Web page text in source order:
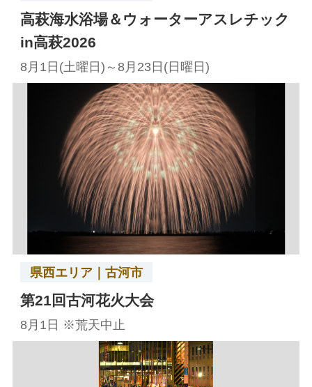
高萩海水浴場＆ウォーターアスレチック
in高萩2026
8月1日(土曜日)～8月23日(日曜日)
県西エリア｜古河市
第21回古河花火大会
8月1日 ※荒天中止